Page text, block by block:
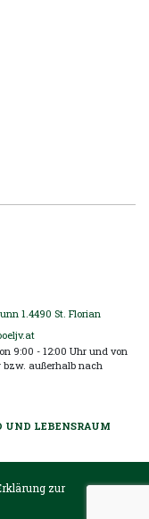
1.4490 St. Florian
9:00 - 12:00 Uhr und von
bzw. außerhalb nach
UND LEBENSRAUM
zur